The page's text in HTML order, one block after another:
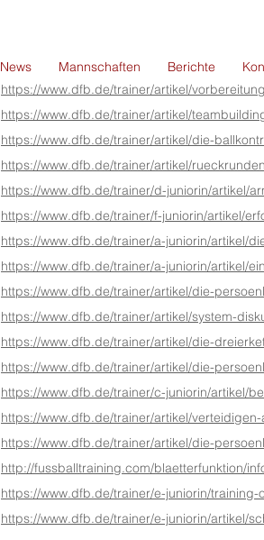
News Mannschaften Berichte
https://www.dfb.de/trainer/artikel/
https://www.dfb.de/trainer/artikel/
https://www.dfb.de/trainer/artikel/die-
https://www.dfb.de/trainer/artikel/
https://www.dfb.de/trainer/d-juniorin/artikel/
https://www.dfb.de/trainer/f-juniorin/artikel/
https://www.dfb.de/trainer/a-juniorin/artikel/
https://www.dfb.de/trainer/a-juniorin/artikel/
https://www.dfb.de/trainer/artikel/die-
https://www.dfb.de/trainer/artikel/system-
https://www.dfb.de/trainer/artikel/die-
https://www.dfb.de/trainer/artikel/die-
https://www.dfb.de/trainer/c-juniorin/artikel/
https://www.dfb.de/trainer/artikel/
https://www.dfb.de/trainer/artikel/die-
http://fussballtraining.com/blaetterfunktion/
https://www.dfb.de/trainer/e-juniorin/
https://www.dfb.de/trainer/e-juniorin/artikel/